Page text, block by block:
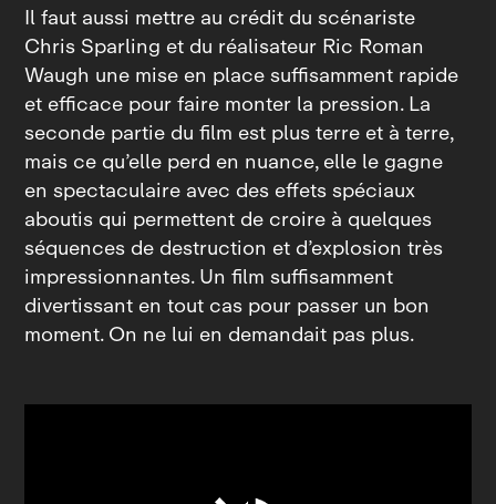
Il faut aussi mettre au crédit du scénariste
Chris Sparling et du réalisateur Ric Roman
Waugh une mise en place suffisamment rapide
et efficace pour faire monter la pression. La
seconde partie du film est plus terre et à terre,
mais ce qu’elle perd en nuance, elle le gagne
en spectaculaire avec des effets spéciaux
aboutis qui permettent de croire à quelques
séquences de destruction et d’explosion très
impressionnantes. Un film suffisamment
divertissant en tout cas pour passer un bon
moment. On ne lui en demandait pas plus.